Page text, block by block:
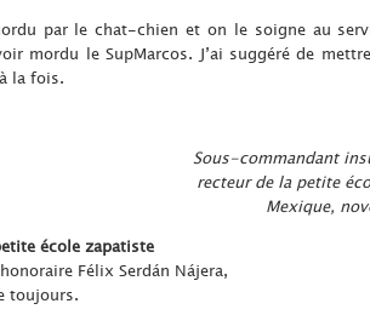
par le chat-chien et on le soigne au
mordu le SupMarcos. J’ai suggéré de
la fois.
Sous-commandant
recteur de la petite
Mexique,
école zapatiste
Félix Serdán Nájera,
toujours.